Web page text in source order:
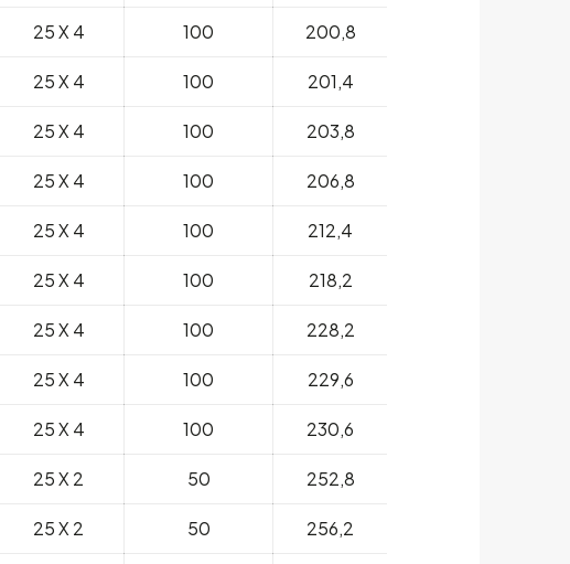
25 X 4 100 200,8
25 X 4 100 201,4
25 X 4 100 203,8
25 X 4 100 206,8
25 X 4 100 212,4
25 X 4 100 218,2
25 X 4 100 228,2
25 X 4 100 229,6
25 X 4 100 230,6
25 X 2 50 252,8
25 X 2 50 256,2